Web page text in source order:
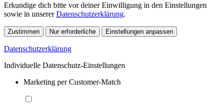
Erkundige dich bitte vor deiner Einwilligung in den Einstellungen
sowie in unsererDatenschutzerklärung.
Zustimmen Nur erforderliche Einstellungen anpassen
Datenschutzerklärung
Individuelle Datenschutz-Einstellungen
Marketing per Customer-Match